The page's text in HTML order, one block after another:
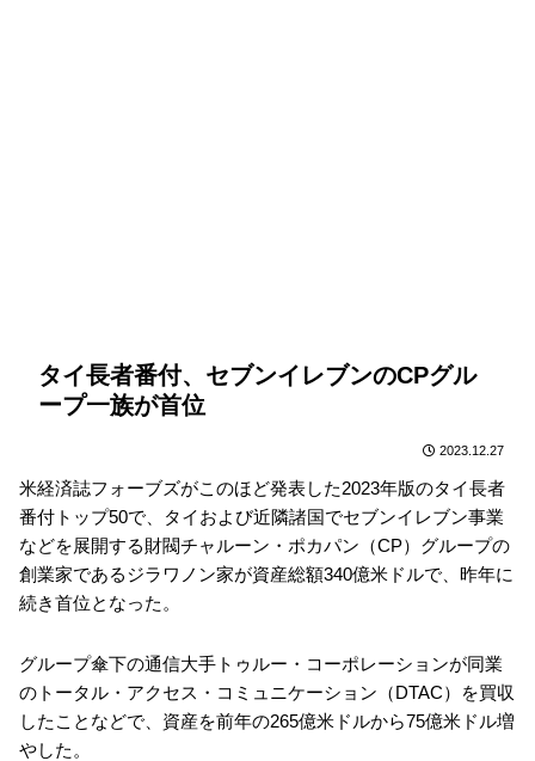
タイ長者番付、セブンイレブンのCPグル
ープ一族が首位
2023.12.27
米経済誌フォーブズがこのほど発表した2023年版のタイ長者
番付トップ50で、タイおよび近隣諸国でセブンイレブン事業
などを展開する財閥チャルーン・ポカパン（CP）グループの
創業家であるジラワノン家が資産総額340億米ドルで、昨年に
続き首位となった。
グループ傘下の通信大手トゥルー・コーポレーションが同業
のトータル・アクセス・コミュニケーション（DTAC）を買収
したことなどで、資産を前年の265億米ドルから75億米ドル増
やした。